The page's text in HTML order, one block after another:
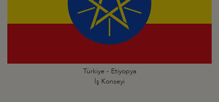
Türkiye - Etiyopya
İş Konseyi